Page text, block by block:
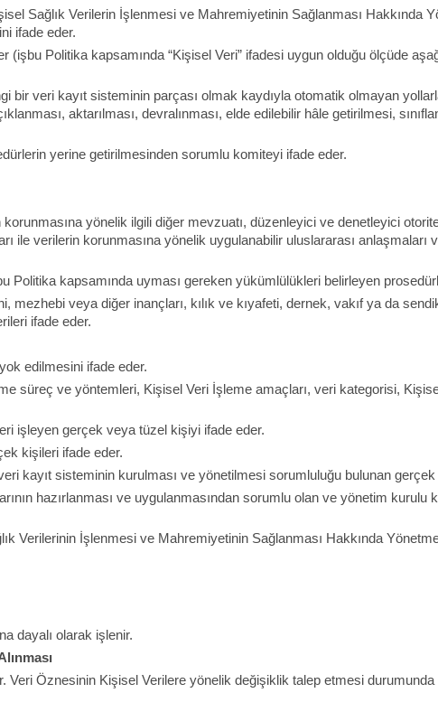
Sağlık Verilerin İşlenmesi ve Mahremiyetinin Sağlanması Hakkında
ifade eder.
Politika kapsamında “Kişisel Veri” ifadesi uygun olduğu ölçüde
bir veri kayıt sisteminin parçası olmak kaydıyla otomatik olmayan
aktarılması, devralınması, elde edilebilir hâle getirilmesi,
yerine getirilmesinden sorumlu komiteyi ifade eder.
yönelik ilgili diğer mevzuatı, düzenleyici ve denetleyici
ile verilerin korunmasına yönelik uygulanabilir uluslararası anlaşmaları
Politika kapsamında uyması gereken yükümlülükleri belirleyen
mezhebi veya diğer inançları, kılık ve kıyafeti, dernek, vakıf ya da
ifade eder.
edilmesini ifade eder.
süreç ve yöntemleri, Kişisel Veri İşleme amaçları, veri kategorisi,
işleyen gerçek veya tüzel kişiyi ifade eder.
kişileri ifade eder.
kayıt sisteminin kurulması ve yönetilmesi sorumluluğu bulunan
hazırlanması ve uygulanmasından sorumlu olan ve yönetim kurulu
Verilerinin İşlenmesi ve Mahremiyetinin Sağlanması Hakkında
dayalı olarak işlenir.
Öznesinin Kişisel Verilere yönelik değişiklik talep etmesi